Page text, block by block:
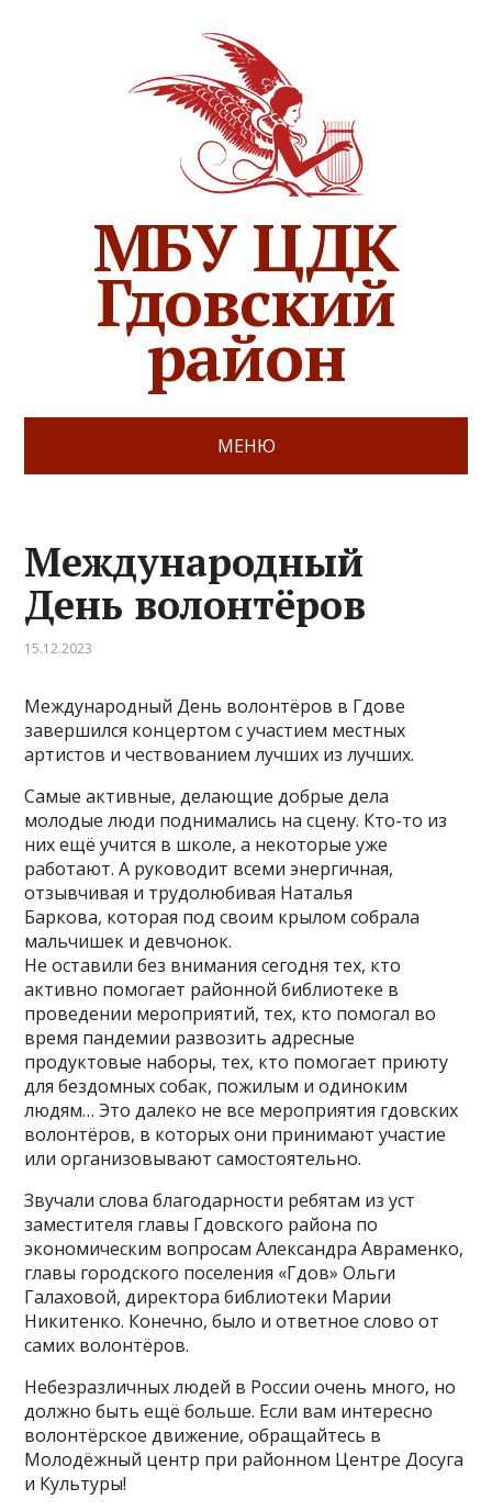
МБУ ЦДК
Гдовский
район
МЕНЮ
Международный
День волонтёров
15.12.2023
Международный День волонтёров в Гдове
завершился концертом с участием местных
артистов и чествованием лучших из лучших.
Самые активные, делающие добрые дела
молодые люди поднимались на сцену. Кто-то из
них ещё учится в школе, а некоторые уже
работают. А руководит всеми энергичная,
отзывчивая и трудолюбивая Наталья
Баркова, которая под своим крылом собрала
мальчишек и девчонок.
Не оставили без внимания сегодня тех, кто
активно помогает районной библиотеке в
проведении мероприятий, тех, кто помогал во
время пандемии развозить адресные
продуктовые наборы, тех, кто помогает приюту
для бездомных собак, пожилым и одиноким
людям… Это далеко не все мероприятия гдовских
волонтёров, в которых они принимают участие
или организовывают самостоятельно.
Звучали слова благодарности ребятам из уст
заместителя главы Гдовского района по
экономическим вопросам Александра Авраменко,
главы городского поселения «Гдов» Ольги
Галаховой, директора библиотеки Марии
Никитенко. Конечно, было и ответное слово от
самих волонтёров.
Небезразличных людей в России очень много, но
должно быть ещё больше. Если вам интересно
волонтёрское движение, обращайтесь в
Молодёжный центр при районном Центре Досуга
и Культуры!